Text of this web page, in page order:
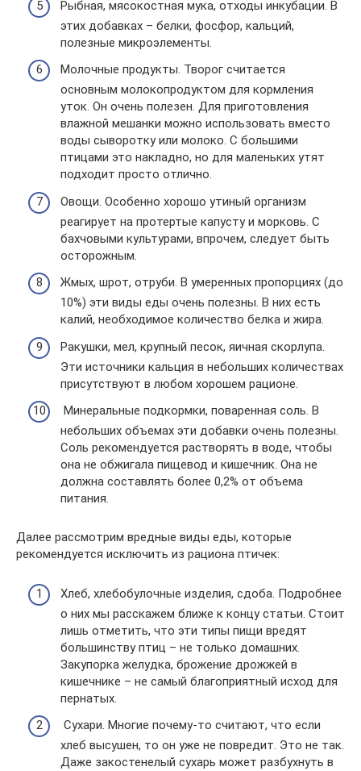
Рыбная, мясокостная мука, отходы инкубации. В
этих добавках – белки, фосфор, кальций,
полезные микроэлементы.
Молочные продукты. Творог считается
основным молокопродуктом для кормления
уток. Он очень полезен. Для приготовления
влажной мешанки можно использовать вместо
воды сыворотку или молоко. С большими
птицами это накладно, но для маленьких утят
подходит просто отлично.
Овощи. Особенно хорошо утиный организм
реагирует на протертые капусту и морковь. С
бахчовыми культурами, впрочем, следует быть
осторожным.
Жмых, шрот, отруби. В умеренных пропорциях (до
10%) эти виды еды очень полезны. В них есть
калий, необходимое количество белка и жира.
Ракушки, мел, крупный песок, яичная скорлупа.
Эти источники кальция в небольших количествах
присутствуют в любом хорошем рационе.
Минеральные подкормки, поваренная соль. В
небольших объемах эти добавки очень полезны.
Соль рекомендуется растворять в воде, чтобы
она не обжигала пищевод и кишечник. Она не
должна составлять более 0,2% от объема
питания.
Далее рассмотрим вредные виды еды, которые
рекомендуется исключить из рациона птичек:
Хлеб, хлебобулочные изделия, сдоба. Подробнее
о них мы расскажем ближе к концу статьи. Стоит
лишь отметить, что эти типы пищи вредят
большинству птиц – не только домашних.
Закупорка желудка, брожение дрожжей в
кишечнике – не самый благоприятный исход для
пернатых.
Сухари. Многие почему-то считают, что если
хлеб высушен, то он уже не повредит. Это не так.
Даже закостенелый сухарь может разбухнуть в